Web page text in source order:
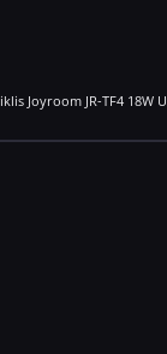
Joyroom JR-TF4 18W